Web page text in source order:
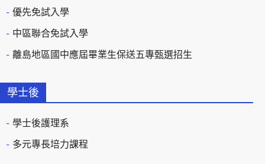
優先免試入學
中區聯合免試入學
離島地區國中應屆畢業生保送五專甄選招生
學士後
學士後護理系
多元專長培力課程